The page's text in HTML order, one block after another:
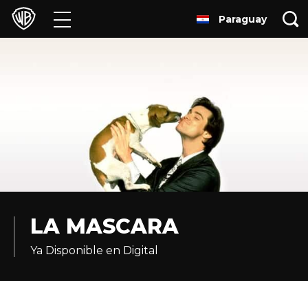
Películas
Franquicias
Colecciones
Experiencias
Paraguay
LA MASCARA
Ya Disponible en Digital